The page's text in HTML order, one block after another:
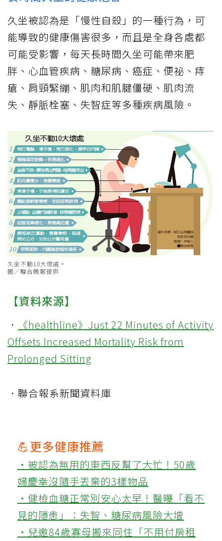
久坐被認為是「慢性自殺」的一種行為，可
能導致的健康傷害很多，而且是全身各處都
可能受影響，每天長時間久坐可能帶來肥
胖、心血管疾病、糖尿病、癌症、便祕、痔
瘡、肩頸緊繃、肌肉和肌腱僵硬、肌肉流
失、靜脈栓塞、失智症等多種疾病風險。
久坐不動10大壞處。
圖／聯合晚報提供
【資料來源】
．
《healthline》Just 22 Minutes of Activity
Offsets Increased Mortality Risk from
Prolonged Sitting
．聯合報系新聞資料庫
💪更多健康推薦
‧被認為無用的東西反幫了大忙！50歲
婦慶幸沒隨手丟棄的3樣物品
‧健檢血糖正常別安心太早！醫曝「看不
見的隱患」：失智、糖尿病風險大增
‧兒邀84歲寡母搬來同住「不用付房租